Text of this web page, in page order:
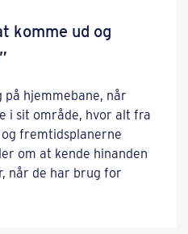
komme ud og
hjemmebane, når
i sit område, hvor alt fra
fremtidsplanerne
om at kende hinanden
når de har brug for